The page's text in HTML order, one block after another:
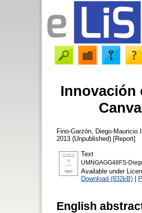
Innovación
Fino-Garzón, Diego-Mauricio
2013 (Unpublished) [Report]
Text
UMNGAGG48FS-
Available under
Download (832kB) |
English